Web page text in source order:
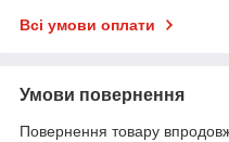
Всі умови оплати
Умови повернення
Повернення товару